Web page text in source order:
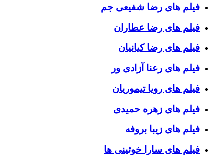
فیلم های رضا شفیعی جم
فیلم های رضا عطاران
فیلم های رضا کیانیان
فیلم های رعنا آزادی ور
فیلم های رویا تیموریان
فیلم های زهره حمیدی
فیلم های زیبا بروفه
فیلم های سارا خوئینی ها